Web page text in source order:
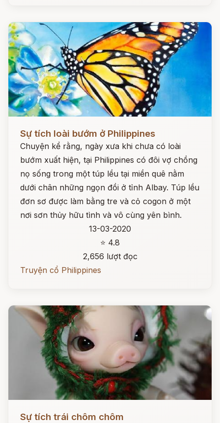
Sự tích loài bướm ở Philippines
Chuyện kể rằng, ngày xưa khi chưa có loài
bướm xuất hiện, tại Philippines có đôi vợ chồng
nọ sống trong một túp lều tại miền quê nằm
dưới chân những ngọn đồi ở tỉnh Albay. Túp lều
đơn sơ được làm bằng tre và cỏ cogon ở một
nơi sơn thủy hữu tình và vô cùng yên bình.
13-03-2020
⭐ 4.8
2,656 lượt đọc
Truyện cổ Philippines
Sự tích trái chôm chôm